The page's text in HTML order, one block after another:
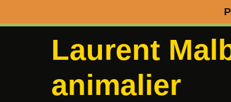
Laurent
animalier